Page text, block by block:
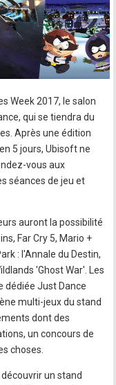
Week 2017, le salon
qui se tiendra du
Après une édition
5 jours, Ubisoft ne
vous aux
séances de jeu et
auront la possibilité
Far Cry 5, Mario +
: l'Annale du Destin,
'Ghost War'. Les
dédiée Just Dance
multi-jeux du stand
dont des
un concours de
choses.
un stand